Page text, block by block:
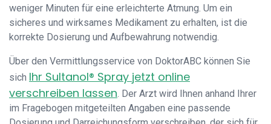
weniger Minuten für eine erleichterte Atmung. Um ein
sicheres und wirksames Medikament zu erhalten, ist die
korrekte Dosierung und Aufbewahrung notwendig.
Über den Vermittlungsservice von DoktorABC können Sie
sich Ihr Sultanol® Spray jetzt online
verschreiben lassen. Der Arzt wird Ihnen anhand Ihrer
im Fragebogen mitgeteilten Angaben eine passende